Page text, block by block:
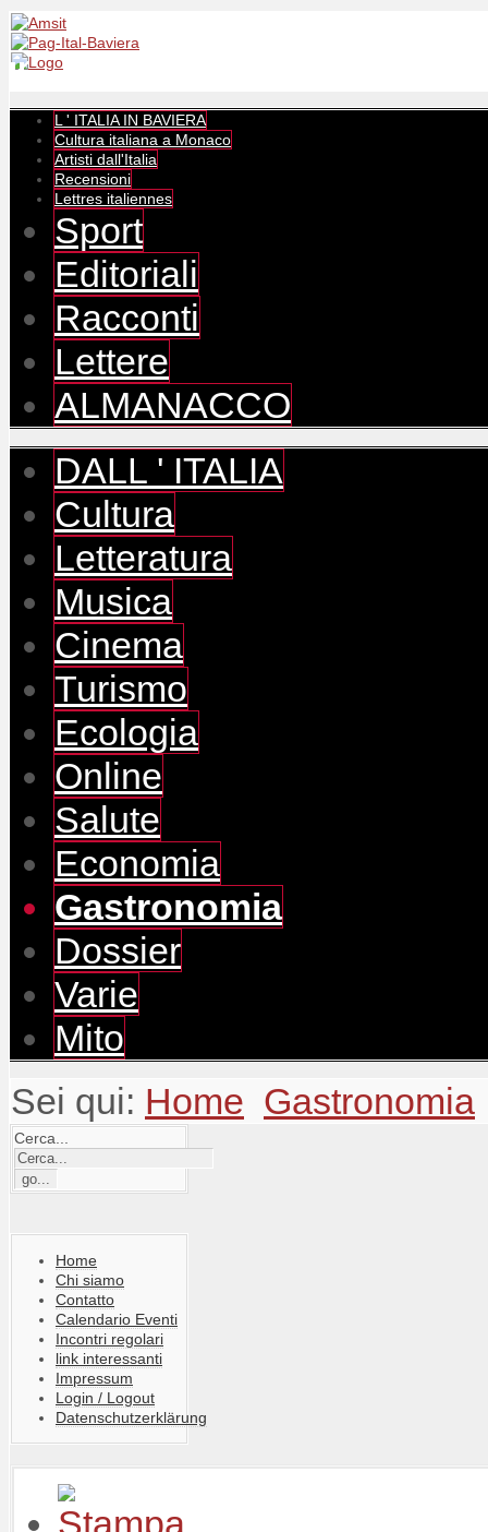
L ' ITALIA IN BAVIERA
Cultura italiana a Monaco
Artisti dall'Italia
Recensioni
Lettres italiennes
Sport
Editoriali
Racconti
Lettere
ALMANACCO
DALL ' ITALIA
Cultura
Letteratura
Musica
Cinema
Turismo
Ecologia
Online
Salute
Economia
Gastronomia
Dossier
Varie
Mito
Sei qui: Home Gastronomia
Cerca...
Home
Chi siamo
Contatto
Calendario Eventi
Incontri regolari
link interessanti
Impressum
Login / Logout
Datenschutzerklärung